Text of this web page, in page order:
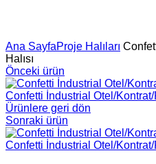
Ana SayfaProje Halıları
Halısı
Önceki ürün
Confetti İndustrial Otel/Kontrat/
Ürünlere geri dön
Sonraki ürün
Confetti İndustrial Otel/Kontrat/